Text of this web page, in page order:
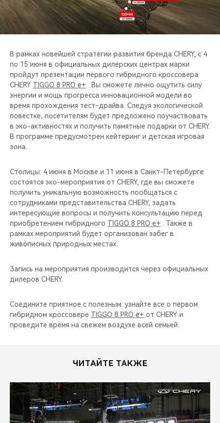
CHERY И СПОРТ
НАШИ МЕРОПРИЯТИЯ
ВИДЕООБЗОРЫ
CHERY ДЛЯ ДЕТЕЙ
В рамках новейшей стратегии развития бренда CHERY, с 4
по 15 июня в официальных дилерских центрах марки
пройдут презентации первого гибридного кроссовера
CHERY TIGGO 8 PRO e+ . Вы сможете лично ощутить силу
энергии и мощь прогресса инновационной модели во
время прохождения тест-драйва. Следуя экологической
повестке, посетителям будет предложено поучаствовать
в эко-активностях и получить памятные подарки от CHERY.
В программе предусмотрен кейтеринг и детская игровая
зона.
Столицы: 4 июня в Москве и 11 июня в Санкт-Петербурге
состоятся эко-мероприятия от CHERY, где вы сможете
получить уникальную возможность пообщаться с
сотрудниками представительства CHERY, задать
интересующие вопросы и получить консультацию перед
приобретением гибридного TIGGO 8 PRO e+ . Также в
рамках мероприятий будет организован забег в
живописных природных местах.
Запись на мероприятия производится через официальных
дилеров CHERY.
Соедините приятное с полезным: узнайте все о первом
гибридном кроссовере TIGGO 8 PRO e+ от CHERY и
проведите время на свежем воздухе всей семьей.
ЧИТАЙТЕ ТАКЖЕ